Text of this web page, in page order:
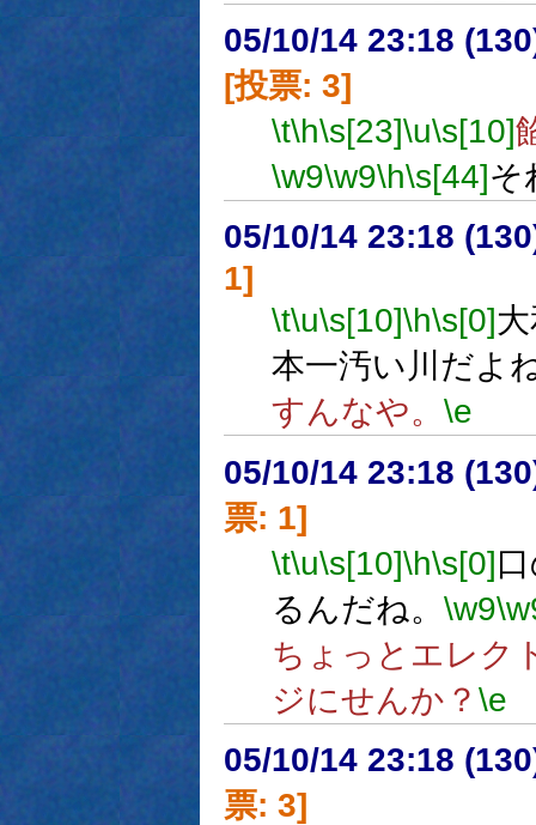
05/10/14 23:18
[投票: 3]
\t\h\s[23]\u\s[10]
\w9\w9\h\s[44]そ
05/10/14 23:18
1]
\t\u\s[10]\h\s[0]
本一汚い川だよ
すんなや。 \e
05/10/14 23:18
票: 1]
\t\u\s[10]\h\s[0]
るんだね。 \w9
ちょっとエレク
ジにせんか？ \e
05/10/14 23:18
票: 3]